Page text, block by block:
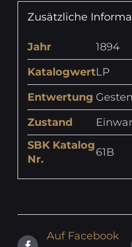
Zusätzliche
Jahr
1894
KatalogwertLP
Entwertung
Zustand
SBK Katalog
Nr.
61B
Auf Facebook